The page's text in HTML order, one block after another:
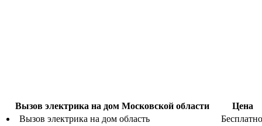
Вызов электрика на дом Московской области
Цена
Вызов электрика на дом область